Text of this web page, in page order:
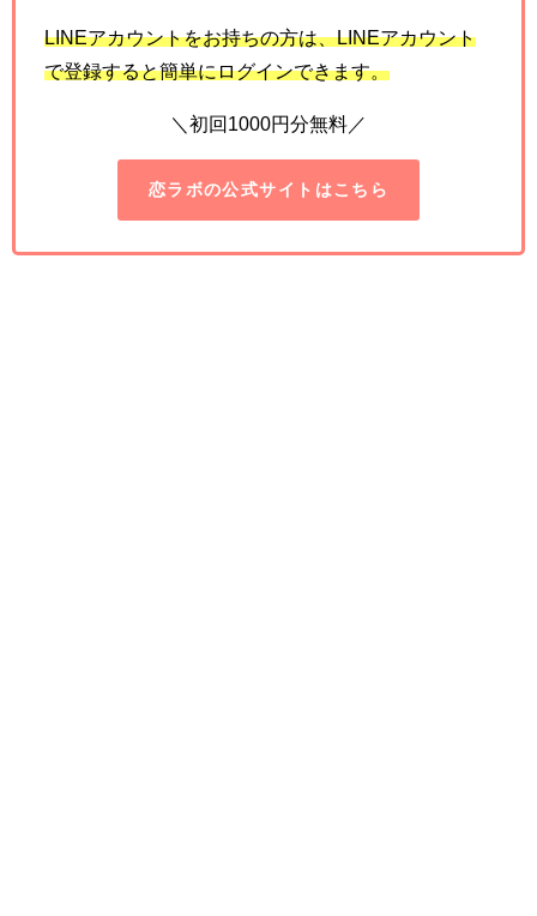
LINEアカウントをお持ちの方は、LINEアカウント
で登録すると簡単にログインできます。
＼初回1000円分無料／
恋ラボの公式サイトはこちら